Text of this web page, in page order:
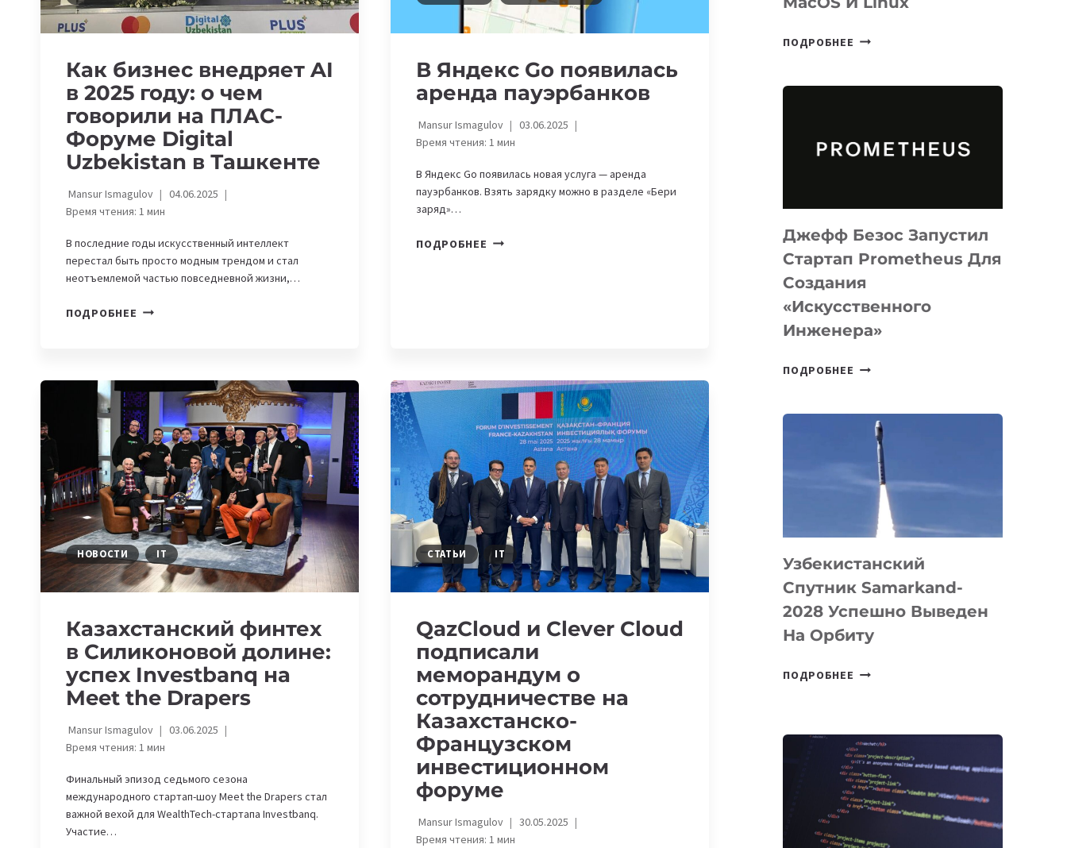
Как бизнес внедряет AI
в 2025 году: о чем
говорили на ПЛАС-
Форуме Digital
Uzbekistan в Ташкенте
Mansur Ismagulov
04.06.2025
Время чтения: 1 мин
В последние годы искусственный интеллект
перестал быть просто модным трендом и стал
неотъемлемой частью повседневной жизни,…
ПОДРОБНЕЕ КАК
В
2025
ГОДУ:
О
ЧЕМ
ГОВОРИЛИ
НА
ПЛАС-
ФОРУМЕ
DIGITAL
UZBEKISTAN
В
В Яндекс Go появилась
аренда пауэрбанков
Mansur Ismagulov
03.06.2025
Время чтения: 1мин
В Яндекс Go появилась новая услуга — аренда
пауэрбанков. Взять зарядку можно в разделе «Бери
заряд»…
ПОДРОБНЕЕ В
НОВОСТИ IT
Казахстанский финтех
в Силиконовой долине:
успех Investbanq на
Meet the Drapers
Mansur Ismagulov
03.06.2025
Время чтения: 1 мин
Финальный эпизод седьмого сезона
международного стартап-шоу Meet the Drapers стал
важной вехой для WealthTech-стартапа Investbanq.
Участие…
СТАТЬИ IT
QazCloud и Clever Cloud
подписали
меморандум о
сотрудничестве на
Казахстанско-
Французском
инвестиционном
форуме
Mansur Ismagulov
30.05.2025
Время чтения: 1мин
ПОДРОБНЕЕ META
ДЛЯ
И
LINUX
Джефф Безос Запустил
Стартап Prometheus Для
Создания
«искусственного
Инженера»
ПОДРОБНЕЕ ДЖЕФФ
СТАРТАП
PROMETHEUS
ДЛЯ
СОЗДАНИЯ
«ИСКУССТВЕННОГО
ИНЖЕНЕРА»
Узбекистанский
Спутник Samarkand-
2028 Успешно Выведен
На Орбиту
ПОДРОБНЕЕ УЗБЕКИСТАНСКИЙ
УСПЕШНО
ВЫВЕДЕН
НА
ОРБИТУ